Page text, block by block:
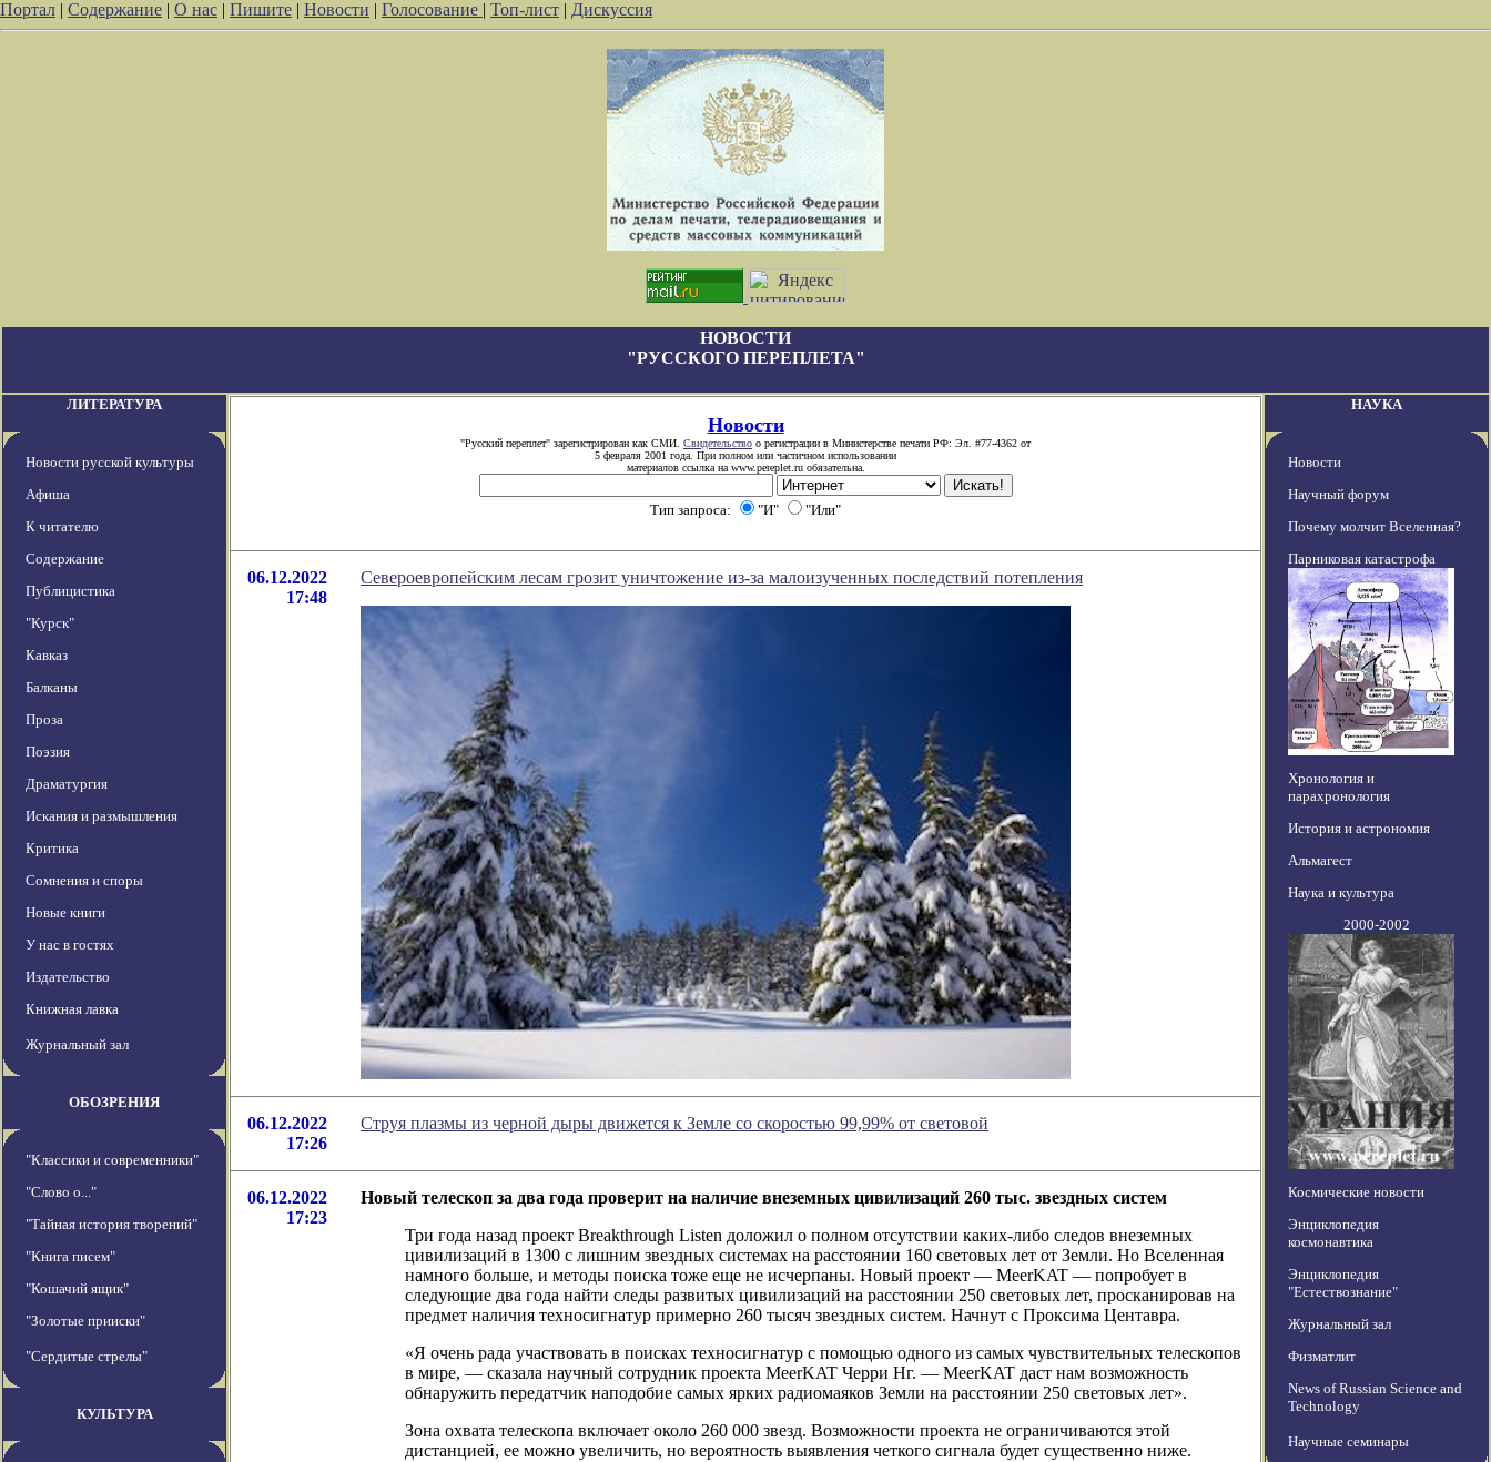
Портал | Содержание | О нас | Пишите | Новости | Голосование | Топ-лист | Дискуссия
НОВОСТИ
"РУССКОГО ПЕРЕПЛЕТА"
ЛИТЕРАТУРА
Новости русской культуры
Афиша
К читателю
Содержание
Публицистика
"Курск"
Кавказ
Балканы
Проза
Поэзия
Драматургия
Искания и размышления
Критика
Сомнения и споры
Новые книги
У нас в гостях
Издательство
Книжная лавка
Журнальный зал
ОБОЗРЕНИЯ
"Классики и современники"
"Слово о..."
"Тайная история творений"
"Книга писем"
"Кошачий ящик"
"Золотые прииски"
"Сердитые стрелы"
КУЛЬТУРА
Новости
"Русский переплет" зарегистрирован как СМИ. Свидетельство о регистрации в Министерстве печати РФ: Эл. #77-4362 от
5 февраля 2001 года. При полном или частичном использовании
материалов ссылка на www.pereplet.ru обязательна.
Тип запроса: "И" "Или"
06.12.2022
17:48
Североевропейским лесам грозит уничтожение из-за малоизученных последствий потепления
06.12.2022
17:26
Струя плазмы из черной дыры движется к Земле со скоростью 99,99% от световой
06.12.2022
17:23
Новый телескоп за два года проверит на наличие внеземных цивилизаций 260 тыс. звездных систем
Три года назад проект Breakthrough Listen доложил о полном отсутствии каких-либо следов внеземных
цивилизаций в 1300 с лишним звездных системах на расстоянии 160 световых лет от Земли. Но Вселенная
намного больше, и методы поиска тоже еще не исчерпаны. Новый проект — MeerKAT — попробует в
следующие два года найти следы развитых цивилизаций на расстоянии 250 световых лет, просканировав на
предмет наличия техносигнатур примерно 260 тысяч звездных систем. Начнут с Проксима Центавра.
«Я очень рада участвовать в поисках техносигнатур с помощью одного из самых чувствительных телескопов
в мире, — сказала научный сотрудник проекта MeerKAT Черри Нг. — MeerKAT даст нам возможность
обнаружить передатчик наподобие самых ярких радиомаяков Земли на расстоянии 250 световых лет».
Зона охвата телескопа включает около 260 000 звезд. Возможности проекта не ограничиваются этой
дистанцией, ее можно увеличить, но вероятность выявления четкого сигнала будет существенно ниже.
НАУКА
Новости
Научный форум
Почему молчит Вселенная?
Парниковая катастрофа
Хронология и
парахронология
История и астрономия
Альмагест
Наука и культура
2000-2002
Космические новости
Энциклопедия
космонавтика
Энциклопедия
"Естествознание"
Журнальный зал
Физматлит
News of Russian Science and
Technology
Научные семинары